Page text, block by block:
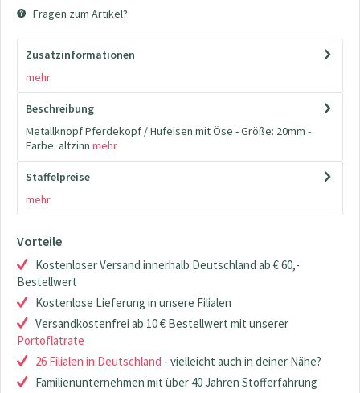
Fragen zum Artikel?
Zusatzinformationen
mehr
Beschreibung
Metallknopf Pferdekopf / Hufeisen mit Öse - Größe: 20mm -
Farbe: altzinn mehr
Staffelpreise
mehr
Vorteile
Kostenloser Versand innerhalb Deutschland ab € 60,-
Bestellwert
Kostenlose Lieferung in unsere Filialen
Versandkostenfrei ab 10 € Bestellwert mit unserer
Portoflatrate
26 Filialen in Deutschland - vielleicht auch in deiner Nähe?
Familienunternehmen mit über 40 Jahren Stofferfahrung